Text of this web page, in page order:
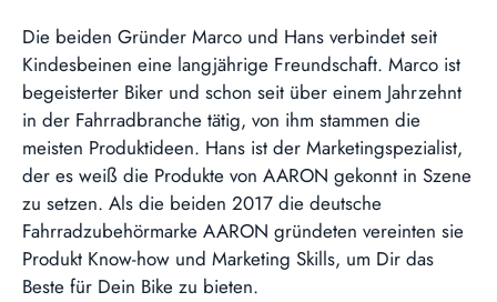
Die beiden Gründer Marco und Hans verbindet seit
Kindesbeinen eine langjährige Freundschaft. Marco ist
begeisterter Biker und schon seit über einem Jahrzehnt
in der Fahrradbranche tätig, von ihm stammen die
meisten Produktideen. Hans ist der Marketingspezialist,
der es weiß die Produkte von AARON gekonnt in Szene
zu setzen. Als die beiden 2017 die deutsche
Fahrradzubehörmarke AARON gründeten vereinten sie
Produkt Know-how und Marketing Skills, um Dir das
Beste für Dein Bike zu bieten.